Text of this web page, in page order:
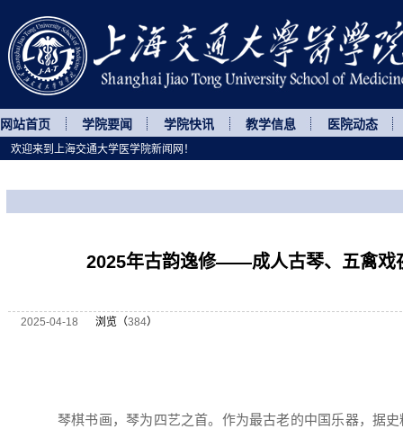
网站首页 学院要闻 学院快讯 教学信息 医院动态
2025年古韵逸修——成人古琴、五禽戏
2025-04-18 浏览（384）
琴棋书画，琴为四艺之首。作为最古老的中国乐器，据
欢迎来到上海交通大学医学院新闻网！